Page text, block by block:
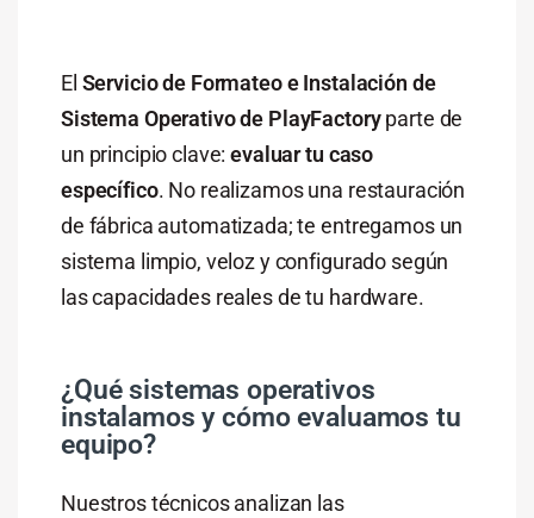
El Servicio de Formateo e Instalación de
Sistema Operativo de PlayFactoryparte de
un principio clave:evaluar tu caso
específico. No realizamos una restauración
de fábrica automatizada; te entregamos un
sistema limpio, veloz y configurado según
las capacidades reales de tu hardware.
¿Qué sistemas operativos
instalamos y cómo evaluamos tu
equipo?
Nuestros técnicos analizan las